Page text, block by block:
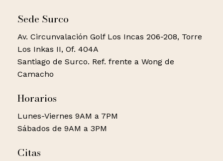
Sede Surco
Av. Circunvalación Golf Los Incas 206-208, Torre
Los Inkas II, Of. 404A
Santiago de Surco. Ref. frente a Wong de
Camacho
Horarios
Lunes-Viernes 9AM a 7PM
Sábados de 9AM a 3PM
Citas